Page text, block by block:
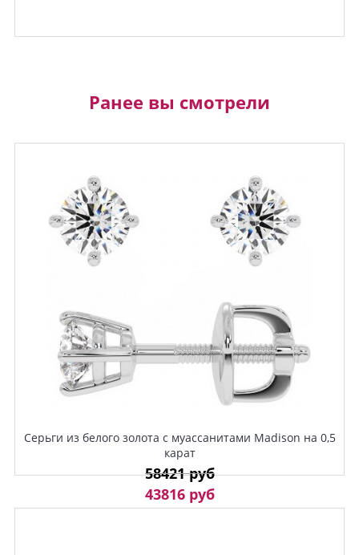
Ранее вы смотрели
Серьги из белого золота с муассанитами Madison на 0,5
карат
58421 руб
43816 руб